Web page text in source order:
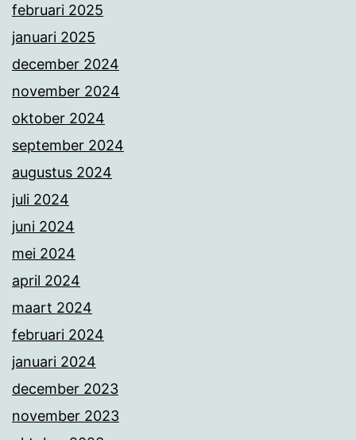
februari 2025
januari 2025
december 2024
november 2024
oktober 2024
september 2024
augustus 2024
juli 2024
juni 2024
mei 2024
april 2024
maart 2024
februari 2024
januari 2024
december 2023
november 2023